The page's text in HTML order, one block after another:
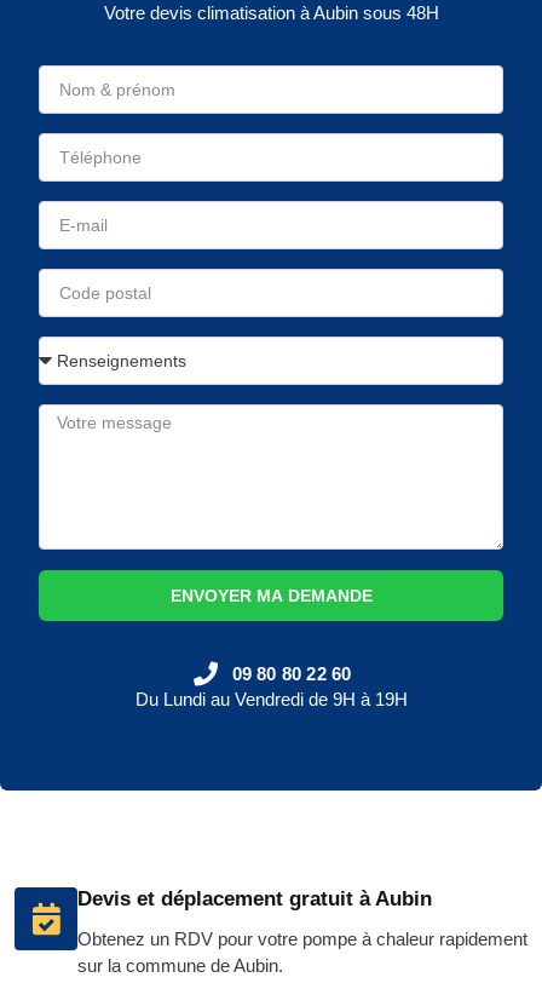
Devis et déplacement gratuit à Aubin
Obtenez un RDV pour votre pompe à chaleur rapidement
sur la commune de Aubin.
Votre devis climatisation à Aubin sous 48H
ENVOYER MA DEMANDE
09 80 80 22 60
Du Lundi au Vendredi de 9H à 19H